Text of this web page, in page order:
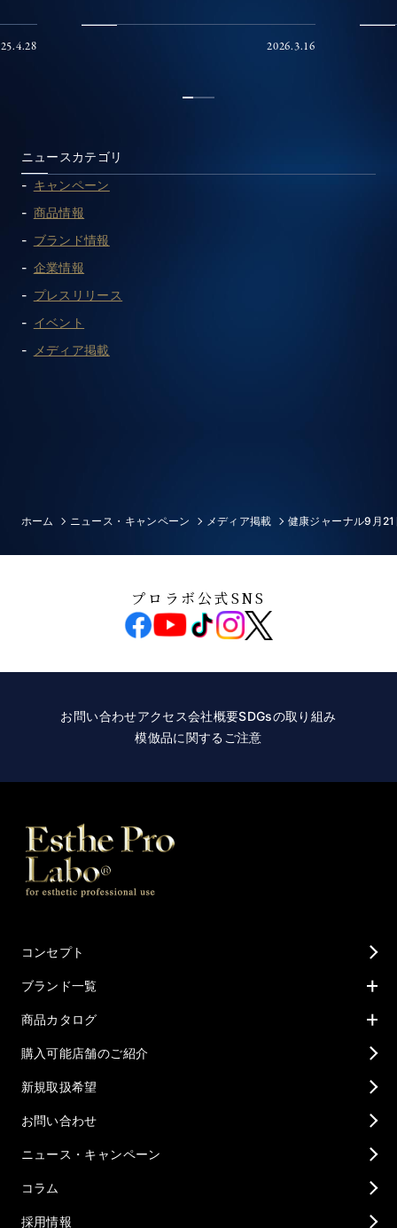
2026.3.16
ニュースカテゴリ
キャンペーン
商品情報
ブランド情報
企業情報
プレスリリース
イベント
メディア掲載
ホーム ニュース・キャンペーン メディア掲載 健康ジャーナル9月
プロラボ公式SNS
お問い合わせアクセス会社概要SDGsの取り組み
模倣品に関するご注意
コンセプト
ブランド一覧
商品カタログ
購入可能店舗のご紹介
新規取扱希望
お問い合わせ
ニュース・キャンペーン
コラム
採用情報